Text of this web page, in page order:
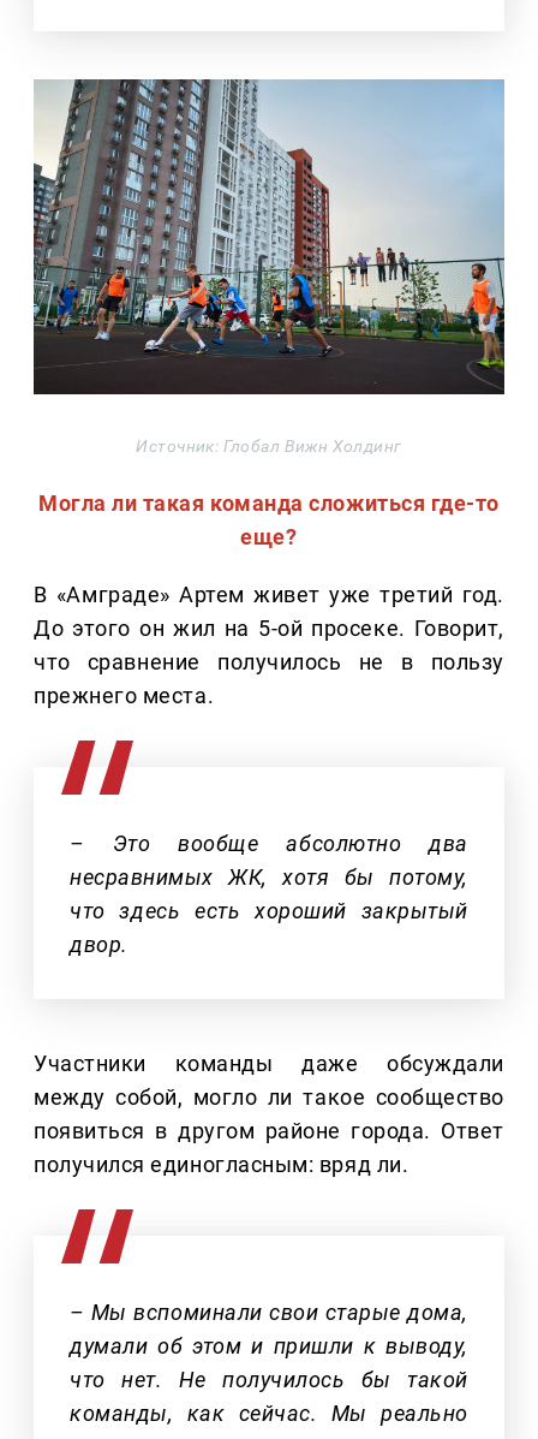
Источник: Глобал Вижн Холдинг
Могла ли такая команда сложиться где-то
еще?
В «Амграде» Артем живет уже третий год.
До этого он жил на 5-ой просеке. Говорит,
что сравнение получилось не в пользу
прежнего места.
– Это вообще абсолютно два
несравнимых ЖК, хотя бы потому,
что здесь есть хороший закрытый
двор.
Участники команды даже обсуждали
между собой, могло ли такое сообщество
появиться в другом районе города. Ответ
получился единогласным: вряд ли.
– Мы вспоминали свои старые дома,
думали об этом и пришли к выводу,
что нет. Не получилось бы такой
команды, как сейчас. Мы реально